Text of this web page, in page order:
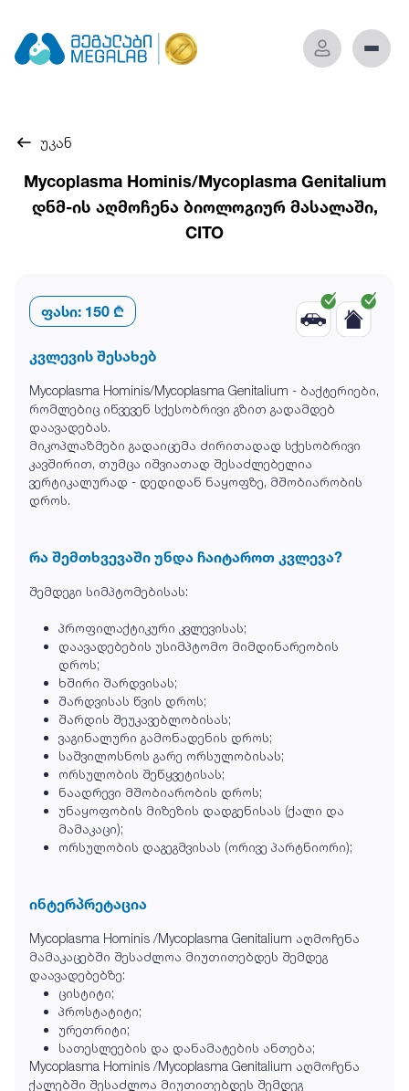
უკან
Mycoplasma Hominis/Mycoplasma Genitalium
დნმ-ის აღმოჩენა ბიოლოგიურ მასალაში,
CITO
ფასი: 150 ₾
კვლევის შესახებ
Mycoplasma Hominis/Mycoplasma Genitalium - ბაქტერიები,
რომლებიც იწვევენ სქესობრივი გზით გადამდებ
დაავადებას.
მიკოპლაზმები გადაიცემა ძირითადად სქესობრივი
კავშირით, თუმცა იშვიათად შესაძლებელია
ვერტიკალურად - დედიდან ნაყოფზე, მშობიარობის
დროს.
რა შემთხვევაში უნდა ჩაიტაროთ კვლევა?
შემდეგი სიმპტომებისას:
პროფილაქტიკური კვლევისას;
დაავადებების უსიმპტომო მიმდინარეობის
დროს;
ხშირი შარდვისას;
შარდვისას წვის დროს;
შარდის შეუკავებლობისას;
ვაგინალური გამონადენის დროს;
საშვილოსნოს გარე ორსულობისას;
ორსულობის შეწყვეტისას;
ნაადრევი მშობიარობის დროს;
უნაყოფობის მიზეზის დადგენისას (ქალი და
მამაკაცი);
ორსულობის დაგეგმვისას (ორივე პარტნიორი);
ინტერპრეტაცია
Mycoplasma Hominis /Mycoplasma Genitalium აღმოჩენა
მამაკაცებში შესაძლოა მიუთითებდეს შემდეგ
დაავადებებზე:
ცისტიტი;
პროსტატიტი;
ურეთრიტი;
სათესლეების და დანამატების ანთება;
Mycoplasma Hominis /Mycoplasma Genitalium აღმოჩენა
ქალებში შესაძლოა მიუთითებდეს შემდეგ